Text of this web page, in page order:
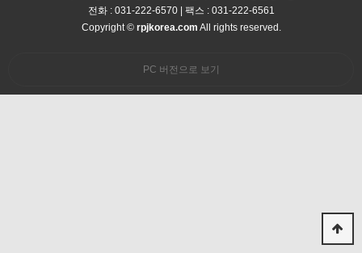
전화 : 031-222-6570 | 팩스 : 031-222-6561
Copyright © rpjkorea.com All rights reserved.
PC 버전으로 보기